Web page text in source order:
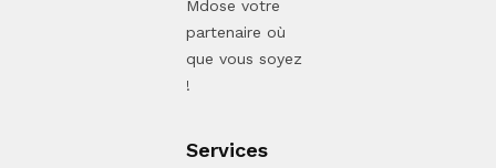
Mdose votre
partenaire où
que vous soyez
!
Services